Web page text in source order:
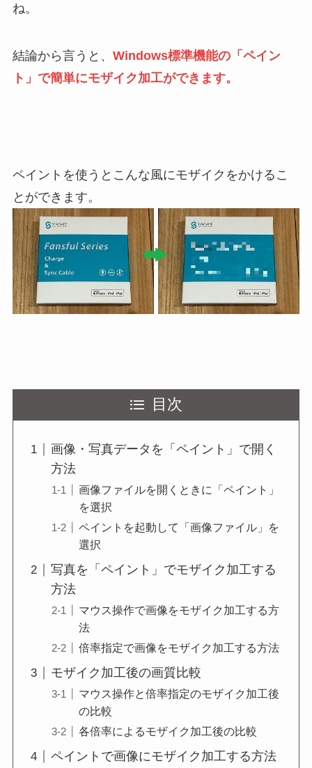
ね。
結論から言うと、 Windows標準機能の「ペイン
ト」で簡単にモザイク加工ができます。
ペイントを使うとこんな風にモザイクをかけるこ
とができます。
目次
画像・写真データを「ペイント」で開く
方法
画像ファイルを開くときに「ペイント」
を選択
ペイントを起動して「画像ファイル」を
選択
写真を「ペイント」でモザイク加工する
方法
マウス操作で画像をモザイク加工する方
法
倍率指定で画像をモザイク加工する方法
モザイク加工後の画質比較
マウス操作と倍率指定のモザイク加工後
の比較
各倍率によるモザイク加工後の比較
ペイントで画像にモザイク加工する方法